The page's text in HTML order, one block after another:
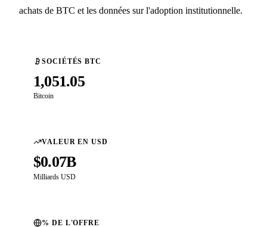
achats de BTC et les données sur l'adoption institutionnelle.
SOCIÉTÉS BTC
1,051.05
Bitcoin
VALEUR EN USD
$0.07B
Milliards USD
% DE L'OFFRE